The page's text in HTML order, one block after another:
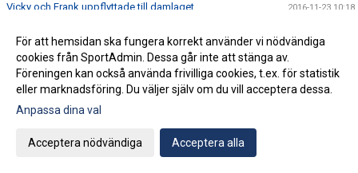
Vicky och Frank uppflyttade till damlaget 2016-11-23 10:18
Linda Lundberg tillbaka i Älvsjö AIK
Tre poäng efter hård batalj 2016-10-05 11:18
Seger mot serievinnarna 2016-10-05 11:17
Bedrövligt mot Telge
6-1 mot Salem
För att hemsidan ska fungera korrekt använder vi nödvändiga
cookies från SportAdmin. Dessa går inte att stänga av.
Föreningen kan också använda frivilliga cookies, t.ex. för statistik
eller marknadsföring. Du väljer själv om du vill acceptera dessa.
Anpassa dina val
Acceptera nödvändiga Acceptera alla